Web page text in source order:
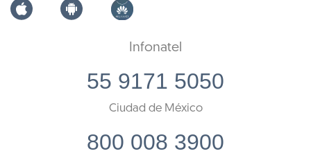
Infonatel
55 9171 5050
Ciudad de México
800 008 3900